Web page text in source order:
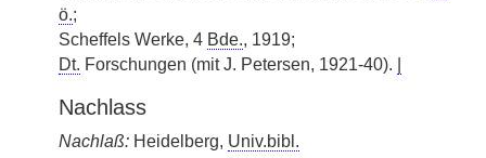
ö.;
Scheffels Werke, 4 Bde., 1919;
Dt. Forschungen (mit J. Petersen, 1921-40).
Nachlass
Nachlaß: Heidelberg, Univ.bibl.